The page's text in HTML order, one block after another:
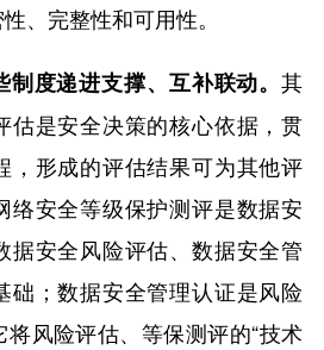
、完整性和可用性。
制度递进支撑、互补联动。其
估是安全决策的核心依据，贯
，形成的评估结果可为其他评
络安全等级保护测评是数据安
据安全风险评估、数据安全管
础；数据安全管理认证是风险
风险评估、等保测评的“技术